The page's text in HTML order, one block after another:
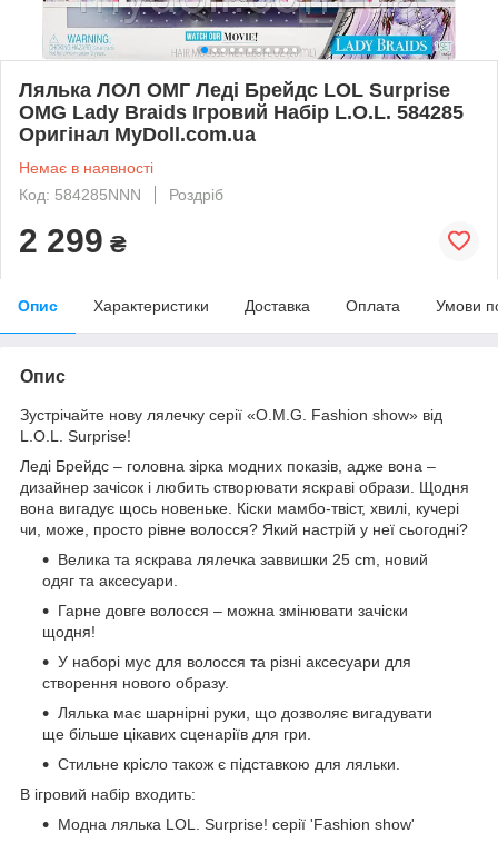
Лялька ЛОЛ ОМГ Леді Брейдс LOL Surprise
OMG Lady Braids Ігровий Набір L.O.L. 584285
Оригінал MyDoll.com.ua
Немає в наявності
Код: 584285NNN
Роздріб
2 299 ₴
Опис Характеристики Доставка Оплата Умови
Опис
Зустрічайте нову лялечку серії «O.M.G. Fashion show» від
L.O.L. Surprise!
Леді Брейдс – головна зірка модних показів, адже вона –
дизайнер зачісок і любить створювати яскраві образи. Щодня
вона вигадує щось новеньке. Кіски мамбо-твіст, хвилі, кучері
чи, може, просто рівне волосся? Який настрій у неї сьогодні?
Велика та яскрава лялечка заввишки 25 сm, новий
одяг та аксесуари.
Гарне довге волосся – можна змінювати зачіски
щодня!
У наборі мус для волосся та різні аксесуари для
створення нового образу.
Лялька має шарнірні руки, що дозволяє вигадувати
ще більше цікавих сценаріїв для гри.
Стильне крісло також є підставкою для ляльки.
В ігровий набір входить:
Модна лялька LOL. Surprise! серії 'Fashion show'